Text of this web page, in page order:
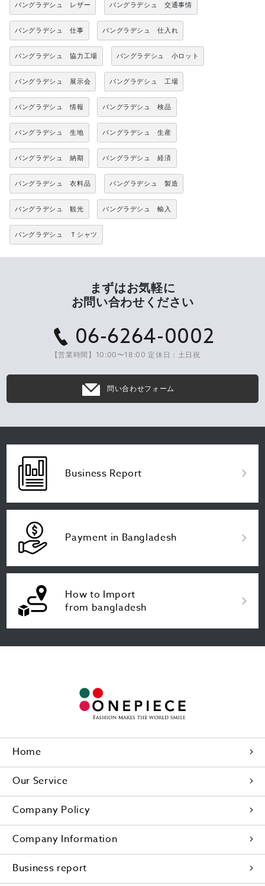
バングラデシュ レザー バングラデシュ 交通事情
バングラデシュ 仕事 バングラデシュ 仕入れ
バングラデシュ 協力工場 バングラデシュ 小ロット
バングラデシュ 展示会 バングラデシュ 工場
バングラデシュ 情報 バングラデシュ 検品
バングラデシュ 生地 バングラデシュ 生産
バングラデシュ 納期 バングラデシュ 経済
バングラデシュ 衣料品 バングラデシュ 製造
バングラデシュ 観光 バングラデシュ 輸入
バングラデシュ Ｔシャツ
まずはお気軽に
お問い合わせください
06-6264-0002
【営業時間】10:00〜18:00 定休日：土日祝
問い合わせフォーム
Business Report
Payment in Bangladesh
How to Import
from bangladesh
Home
Our Service
Company Policy
Company Information
Business report